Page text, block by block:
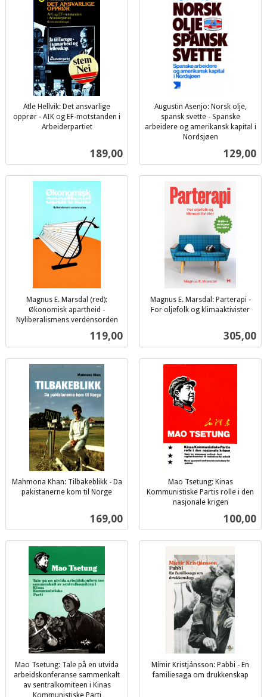
Atle Hellvik: Det ansvarlige
opprør - AIK og EF-motstanden i
Arbeiderpartiet
Pris
189,00
Augustin Asenjo: Norsk olje,
spansk svette - Spanske
arbeidere og amerikansk kapital i
Nordsjøen
Pris
129,00
Magnus E. Marsdal (red):
Økonomisk apartheid -
Nyliberalismens verdensorden
Pris
119,00
Magnus E. Marsdal: Parterapi -
For oljefolk og klimaaktivister
Pris
305,00
Mahmona Khan: Tilbakeblikk - Da
pakistanerne kom til Norge
Pris
169,00
Mao Tsetung: Kinas
Kommunistiske Partis rolle i den
nasjonale krigen
Pris
100,00
Mao Tsetung: Tale på en utvida
arbeidskonferanse sammenkalt
av sentralkomiteen i Kinas
Kommunistiske Parti
Mímir Kristjánsson: Pabbi - En
familiesaga om drukkenskap